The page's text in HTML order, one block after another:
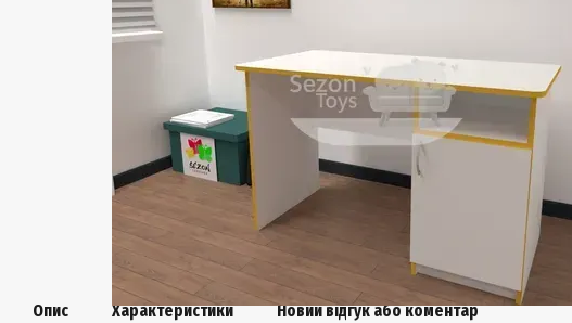
Опис Характеристики Новий відгук або коментар